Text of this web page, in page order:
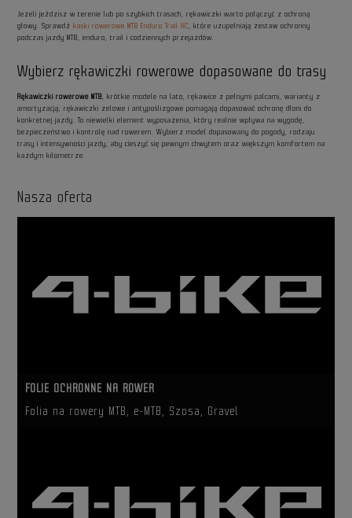
Jeżeli jeździsz w terenie lub po szybkich trasach, rękawiczki warto połączyć z ochroną
głowy. Sprawdź kaski rowerowe MTB Enduro Trail XC, które uzupełniają zestaw ochronny
podczas jazdy MTB, enduro, trail i codziennych przejazdów.
Wybierz rękawiczki rowerowe dopasowane do trasy
Rękawiczki rowerowe MTB, krótkie modele na lato, rękawice z pełnymi palcami, warianty z
amortyzacją, rękawiczki żelowe i antypoślizgowe pomagają dopasować ochronę dłoni do
konkretnej jazdy. To niewielki element wyposażenia, który realnie wpływa na wygodę,
bezpieczeństwo i kontrolę nad rowerem. Wybierz model dopasowany do pogody, rodzaju
trasy i intensywności jazdy, aby cieszyć się pewnym chwytem oraz większym komfortem na
każdym kilometrze.
Nasza oferta
FOLIE OCHRONNE NA ROWER
Folia na rowery MTB, e-MTB, Szosa, Gravel